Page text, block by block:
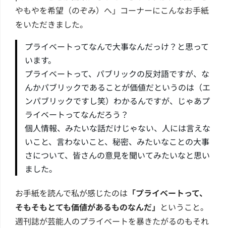
やもやを希望（のぞみ）へ」コーナーにこんなお手紙
をいただきました。
プライベートってなんで大事なんだっけ？と思って
います。
プライベートって、パブリックの反対語ですが、な
んかパブリックであることが価値だというのは（エ
ンパブリックですし笑）わかるんですが、じゃあプ
ライベートってなんだろう？
個人情報、みたいな話だけじゃない、人には言えな
いこと、言わないこと、秘密、みたいなことの大事
さについて、皆さんの意見を聞いてみたいなと思い
ました。
お手紙を読んで私が感じたのは 「プライベートって、
そもそもとても価値があるものなんだ」 ということ。
週刊誌が芸能人のプライベートを暴きたがるのもそれ